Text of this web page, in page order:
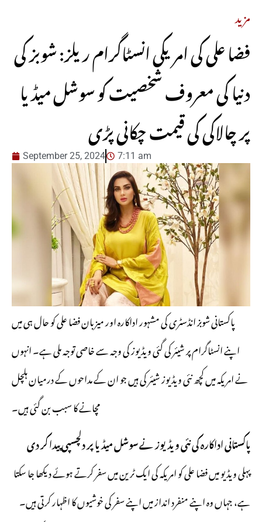
مزید
فضا علی کی امریکی انسٹاگرام ریلز: شوبز کی
دنیا کی معروف شخصیت کو سوشل میڈیا
پر چالاکی کی قیمت چکانی پڑی
September 25, 2024 7:11 am
پاکستانی شوبز انڈسٹری کی مشہور اداکارہ اور میزبان فضا علی کو حال ہی میں
اپنے انسٹاگرام پر شیئر کی گئی ویڈیوز کی وجہ سے خاصی توجہ ملی ہے۔ انہوں
نے امریکہ میں کچھ نئی ویڈیوز شیئر کی ہیں جو ان کے مداحوں کے درمیان ہلچل
مچانے کا سبب بن گئی ہیں۔
پاکستانی اداکارہ کی نئی ویڈیوز نے سوشل میڈیا پر دلچسپی پیدا کر دی
پہلی ویڈیو میں فضا علی کو امریکہ کی ایک ٹرین میں سفر کرتے ہوئے دیکھا جا سکتا
ہے، جہاں وہ اپنےمنفرد اندازمیں اپنے سفر کی خوشیوں کا اظہار کرتی ہیں۔